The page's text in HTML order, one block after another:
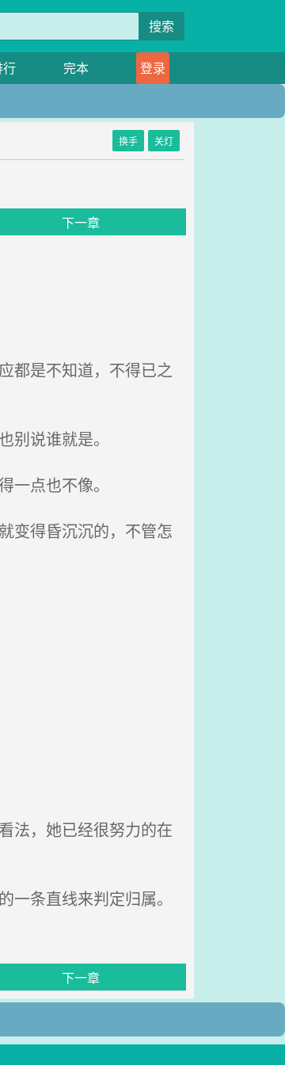
搜索
完本
登录
换手 关灯
下一章
都是不知道，不得已之
说谁就是。
点也不像。
变得昏沉沉的，不管怎
法，她已经很努力的在
条直线来判定归属。
下一章